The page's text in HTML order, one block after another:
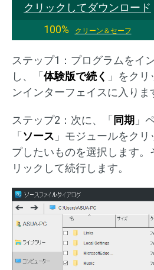
クリックしてダウンロード
100%
クリーン＆セーフ
ステップ1：プログラムをイ
し、「 体験版で続く 」をク
ンインターフェイスに入りま
ステップ2：次に、「 同期 」
「 ソース 」モジュールをク
プしたいものを選択します。
リックして続行します。